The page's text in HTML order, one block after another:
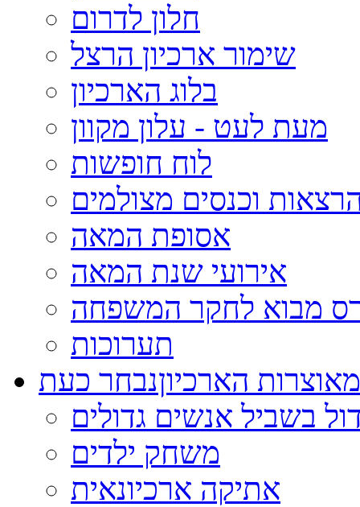
חלון לדרום
שימור ארכיון הרצל
בלוג הארכיון
מעת לעט - עלון מקוון
לוח חופשות
וכנסים מצולמים
אסופת המאה
אירועי שנת המאה
מבוא לחקר המשפחה
תערוכות
מאוצרות הארכיוןנבחר כעת
בשביל אנשים גדולים
משחק ילדים
אתיקה ארכיונאית